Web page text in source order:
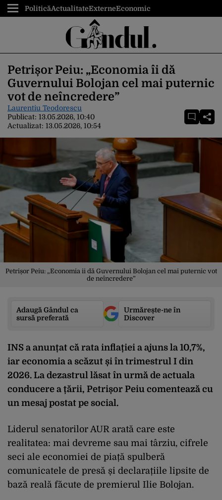
PoliticăActualitateExterneEconomic
Petrișor Peiu: „Economia îi dă
Guvernului Bolojan cel mai puternic
vot de neîncredere”
Laurentiu Teodorescu
Publicat: 13.05.2026, 10:40
Actualizat: 13.05.2026, 10:54
Petrișor Peiu: „Economia ii dă Guvernului Bolojan cel mai puternic vot
de neîncredere”
Adaugă Gândul ca
sursă preferată
Urmărește-ne în
Discover
INS a anunțat că rata inflației a ajuns la 10,7%,
iar economia a scăzut și în trimestrul I din
2026. La dezastrul lăsat în urmă de actuala
conducere a țării, Petrișor Peiu comentează cu
un mesaj postat pe social.
Liderul senatorilor AUR arată care este
realitatea: mai devreme sau mai târziu, cifrele
seci ale economiei de piață spulberă
comunicatele de presă și declarațiile lipsite de
bază reală făcute de premierul Ilie Bolojan.